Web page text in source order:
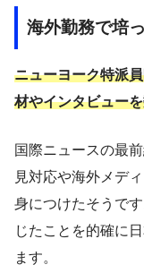
海外勤務で培
ニューヨーク特派
材やインタビュー
国際ニュースの最
見対応や海外メデ
身につけたそうで
じたことを的確に
ます。